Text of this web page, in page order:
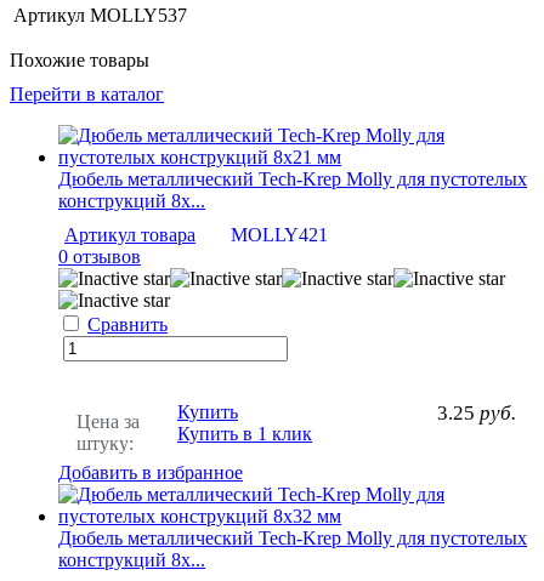
Артикул MOLLY537
Похожие товары
Перейти в каталог
Дюбель металлический Tech-Krep Molly для пустотелых
конструкций 8х...
Артикул товара
MOLLY421
0 отзывов
Сравнить
Цена за
штуку:
3.25 руб.
Купить
Купить в 1 клик
Добавить в избранное
Дюбель металлический Tech-Krep Molly для пустотелых
конструкций 8х...